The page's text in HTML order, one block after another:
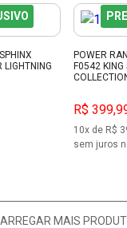
LIGHTNING
POWER
F0542 KING
R$
10x de R$
sem juros
MAIS